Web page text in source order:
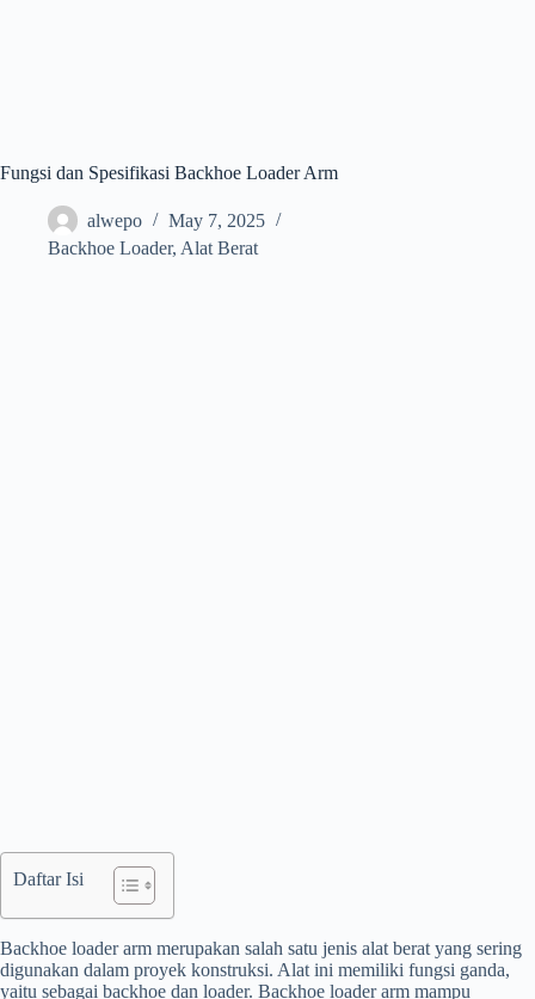
Fungsi dan Spesifikasi Backhoe Loader Arm
alwepo
May 7, 2025
Backhoe Loader, Alat Berat
Daftar Isi
Backhoe loader arm merupakan salah satu jenis alat berat yang sering
digunakan dalam proyek konstruksi. Alat ini memiliki fungsi ganda,
yaitu sebagai backhoe dan loader. Backhoe loader arm mampu